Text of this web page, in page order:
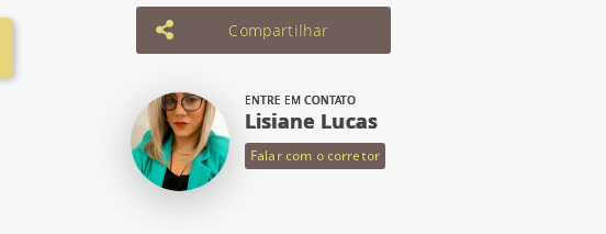
Compartilhar
ENTRE EM CONTATO
Lisiane Lucas
Falar com o corretor